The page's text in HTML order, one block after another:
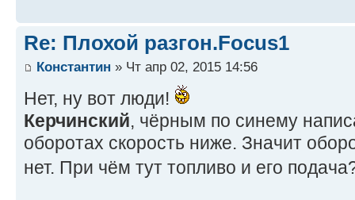
Re: Плохой разгон.Focus1
Константин » Чт апр 02, 2015 14:56
Нет, ну вот люди!
Керчинский, чёрным по синему
оборотах скорость ниже. Значит
нет. При чём тут топливо и его